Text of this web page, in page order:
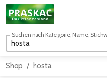
Shop hosta